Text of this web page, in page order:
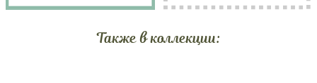
Также в коллекции: